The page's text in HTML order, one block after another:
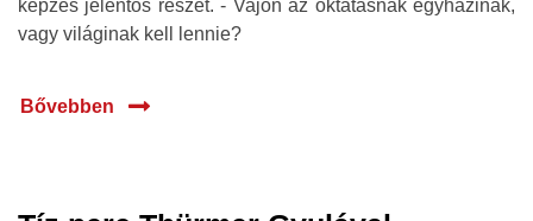
képzés jelentős részét. - Vajon az oktatásnak egyházinak,
vagy világinak kell lennie?
Bővebben